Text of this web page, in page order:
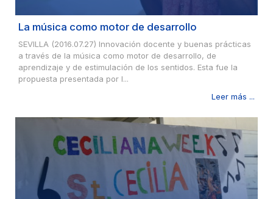
La música como motor de desarrollo
SEVILLA (2016.07.27) Innovación docente y buenas prácticas
a través de la música como motor de desarrollo, de
aprendizaje y de estimulación de los sentidos. Esta fue la
propuesta presentada por l...
Leer más ...